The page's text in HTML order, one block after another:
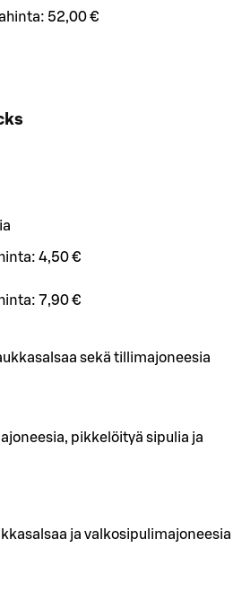
52,00 €
4,50 €
7,90 €
sekä tillimajoneesia
pikkelöityä sipulia ja
ja valkosipulimajoneesia